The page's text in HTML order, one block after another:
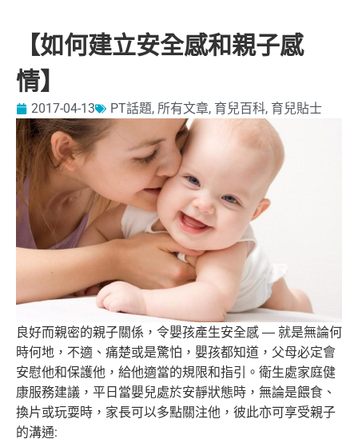
【如何建立安全感和親子感
情】
2017-04-13 PT話題, 所有文章, 育兒百科, 育兒貼士
良好而親密的親子關係，令嬰孩產生安全感 ― 就是無論何
時何地，不適、痛楚或是驚怕，嬰孩都知道， 父母必定會
安慰他和保護他，給他適當的規限和指引。 衛生處家庭健
康服務建議，平日當嬰兒處於安靜狀態時， 無論是餵食、
換片或玩耍時，家長可以多點關注他， 彼此亦可享受親子
的溝通: